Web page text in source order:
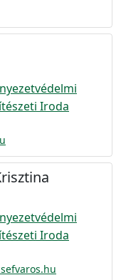
Iroda
Iroda